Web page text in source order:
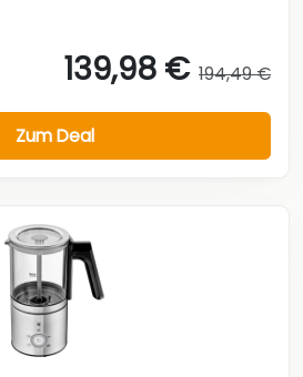
139,98 € 194,49 €
Zum Deal